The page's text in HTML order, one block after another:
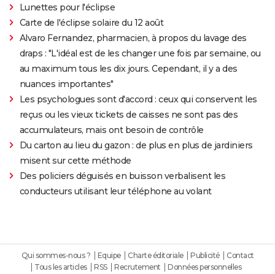
Lunettes pour l'éclipse
Carte de l'éclipse solaire du 12 août
Alvaro Fernandez, pharmacien, à propos du lavage des
draps : "L'idéal est de les changer une fois par semaine, ou
au maximum tous les dix jours. Cependant, il y a des
nuances importantes"
Les psychologues sont d'accord : ceux qui conservent les
reçus ou les vieux tickets de caisses ne sont pas des
accumulateurs, mais ont besoin de contrôle
Du carton au lieu du gazon : de plus en plus de jardiniers
misent sur cette méthode
Des policiers déguisés en buisson verbalisent les
conducteurs utilisant leur téléphone au volant
Qui sommes-nous ? Equipe Charte éditoriale Publicité
Contact
Tous les articles
RSS Recrutement
Données personnelles